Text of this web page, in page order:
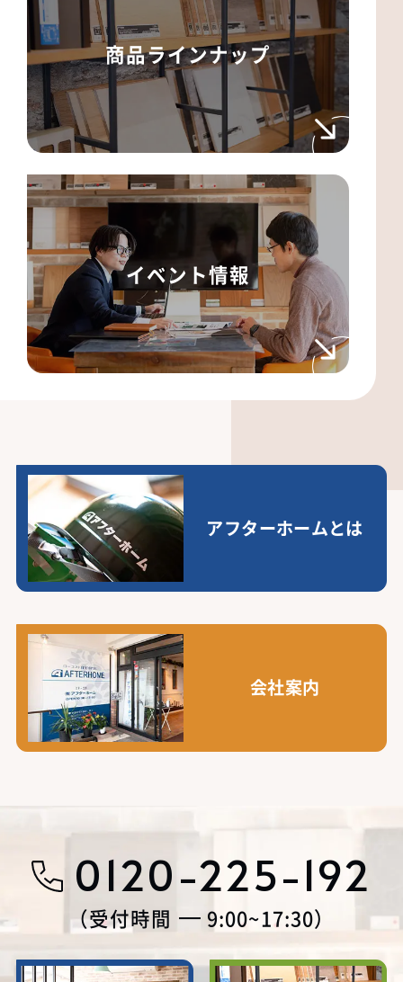
商品ラインナップ
イベント情報
アフターホームとは
会社案内
0120-225-192
受付時間 9:00~17:30